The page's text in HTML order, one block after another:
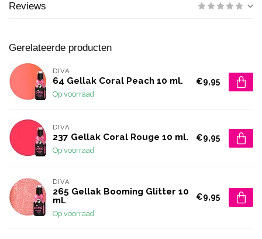
Reviews
Gerelateerde producten
DIVA
64 Gellak Coral Peach 10 ml.
Op voorraad
€9,95
DIVA
237 Gellak Coral Rouge 10 ml.
Op voorraad
€9,95
DIVA
265 Gellak Booming Glitter 10
ml.
Op voorraad
€9,95